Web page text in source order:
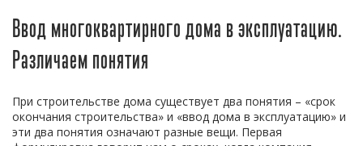
Ввод многоквартирного дома в эксплуатацию.
Различаем понятия
При строительстве дома существует два понятия – «срок
окончания строительства» и «ввод дома в эксплуатацию» и
эти два понятия означают разные вещи. Первая